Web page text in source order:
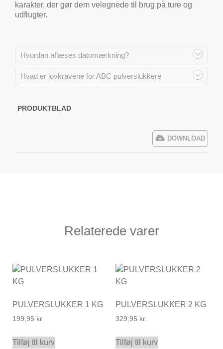
karakter, der gør dem velegnede til brug på ture og
udflugter.
Hvordan aflæses datomærkning?
Hvad er lovkravene for ABC pulverslukkere
PRODUKTBLAD
DOWNLOAD
Relaterede varer
PULVERSLUKKER 1 KG
199,95 kr.
Tilføj til kurv
PULVERSLUKKER 2 KG
329,95 kr.
Tilføj til kurv